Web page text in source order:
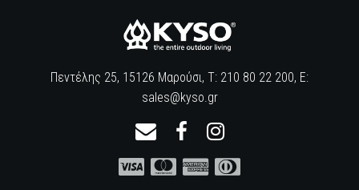
Πεντέλης 25, 15126 Μαρούσι, Τ: 210 80 22 200, E:
sales@kyso.gr